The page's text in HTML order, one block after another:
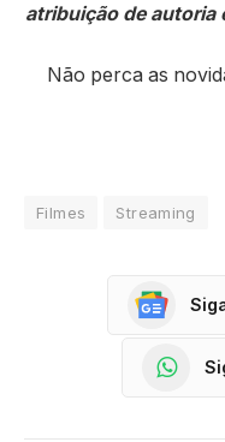
atribuição de autoria
Não perca as
Filmes Streaming